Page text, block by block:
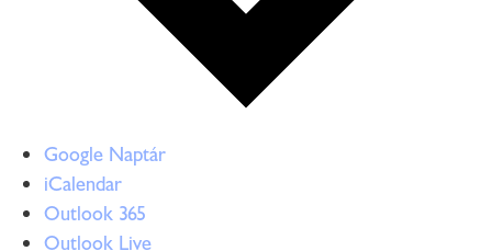
Google Naptár
iCalendar
Outlook 365
Outlook Live